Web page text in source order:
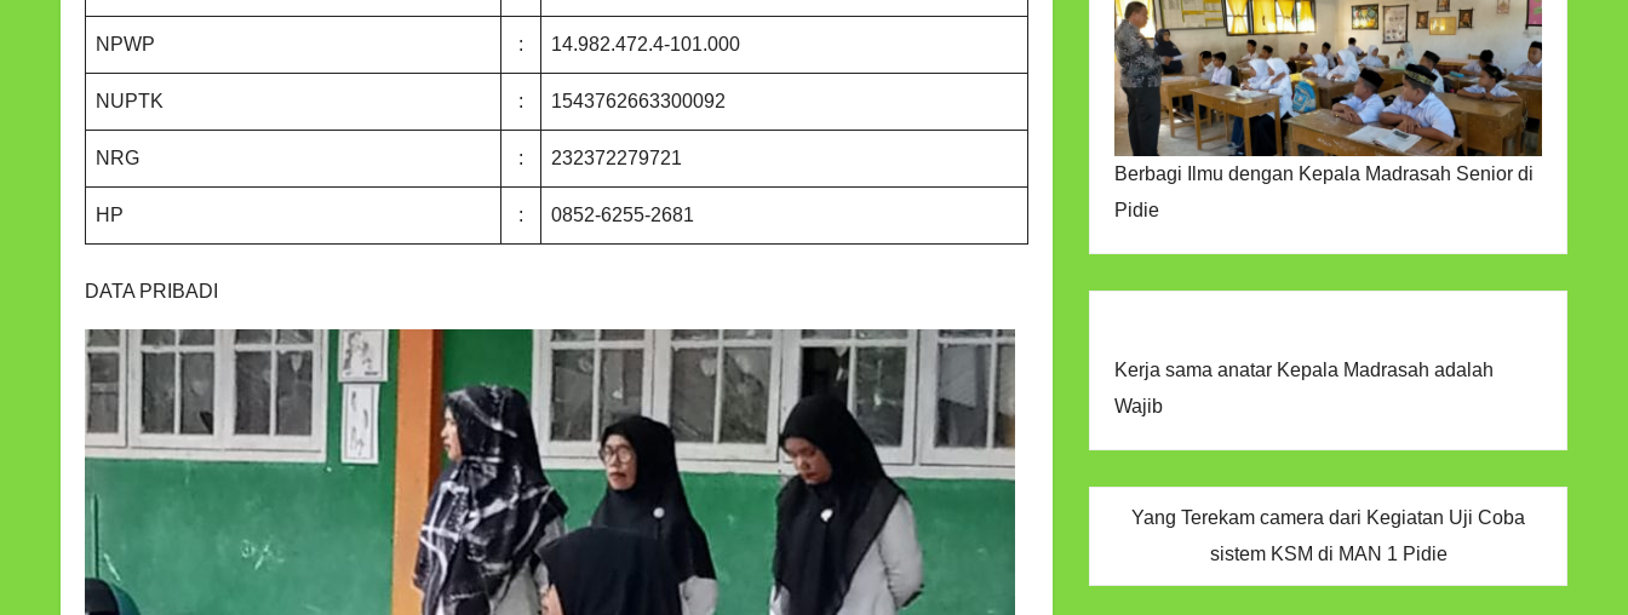
NPWP : 14.982.472.4-101.000
NUPTK : 1543762663300092
NRG : 232372279721
HP : 0852-6255-2681
DATA PRIBADI
Berbagi Ilmu dengan Kepala Madrasah Senior di
Pidie
Kerja sama anatar Kepala Madrasah adalah
Wajib
Yang Terekam camera dari Kegiatan Uji Coba
sistem KSM di MAN 1 Pidie